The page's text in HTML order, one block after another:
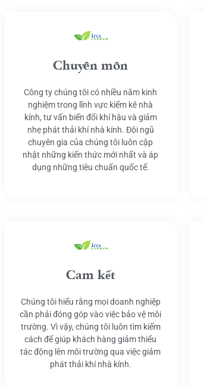
Chuyên môn
Công ty chúng tôi có nhiều năm kinh
nghiệm trong lĩnh vực kiểm kê nhà
kính, tư vấn biến đổi khí hậu và giảm
nhẹ phát thải khí nhà kính. Đội ngũ
chuyên gia của chúng tôi luôn cập
nhật những kiến thức mới nhất và áp
dụng những tiêu chuẩn quốc tế.
Cam kết
Chúng tôi hiểu rằng mọi doanh nghiệp
cần phải đóng góp vào việc bảo vệ môi
trường. Vì vậy, chúng tôi luôn tìm kiếm
cách để giúp khách hàng giảm thiểu
tác động lên môi trường qua việc giảm
phát thải khí nhà kính.